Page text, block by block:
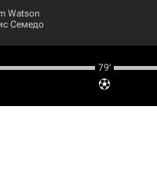
Watson
Семедо
79‎’‎